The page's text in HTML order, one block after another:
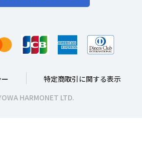
特定商取引に関する表示
HARMONET LTD.